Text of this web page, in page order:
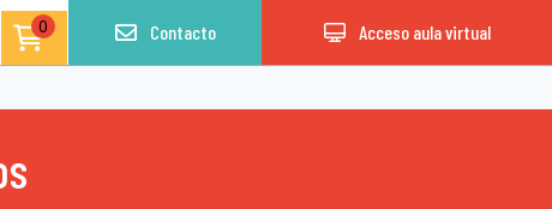
0 Contacto Acceso aula virtual